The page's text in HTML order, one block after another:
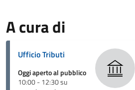
A cura di
Ufficio Tributi
Oggi aperto al pubblico
10:00 - 12:30 su